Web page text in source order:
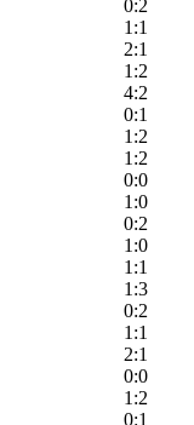
0:2
1:1
2:1
1:2
4:2
0:1
1:2
1:2
0:0
1:0
0:2
1:0
1:1
1:3
0:2
1:1
2:1
0:0
1:2
0:1